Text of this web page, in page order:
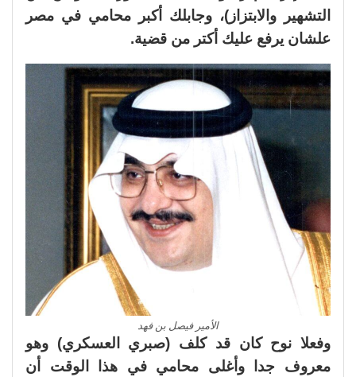
التشهير والابتزاز)، وجابلك أكبر محامي في مصر
علشان يرفع عليك أكتر من قضية.
الأمير فيصل بن فهد
وفعلا نوح كان قد كلف (صبري العسكري) وهو
معروف جدا وأغلى محامي في هذا الوقت أن